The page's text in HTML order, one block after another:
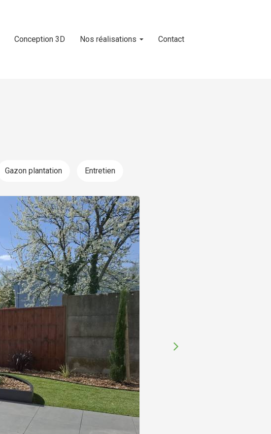
Conception 3D Nos réalisations Contact
Gazon plantation Entretien